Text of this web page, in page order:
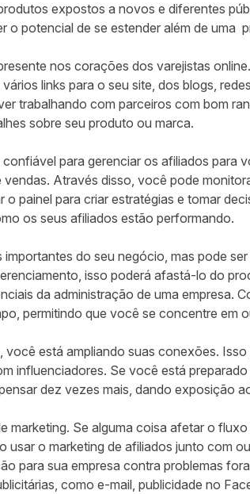
expostos a novos e diferentes
o potencial de se estender além de uma
nos corações dos varejistas
links para o seu site, dos blogs,
trabalhando com parceiros com bom
sobre seu produto ou marca.
para gerenciar os afiliados para
vendas. Através disso, você pode
painel para criar estratégias e tomar
os seus afiliados estão performando.
importantes do seu negócio, mas pode
isso poderá afastá-lo do
da administração de uma empresa.
permitindo que você se concentre em
está ampliando suas conexões.
influenciadores. Se você está
dez vezes mais, dando exposição
marketing. Se alguma coisa afetar o
usar o marketing de afiliados junto com
para sua empresa contra problemas
como e-mail, publicidade no